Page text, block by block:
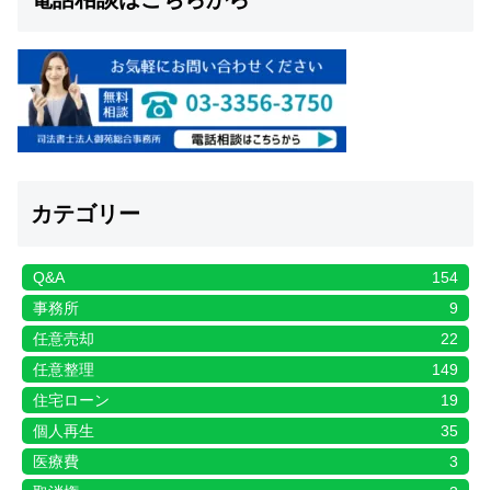
カテゴリー
Q&A
154
事務所
9
任意売却
22
任意整理
149
住宅ローン
19
個人再生
35
医療費
3